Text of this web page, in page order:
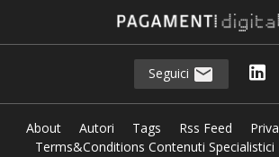
Seguici
About Autori Tags Rss Feed
Terms&Conditions Contenuti Specialistici